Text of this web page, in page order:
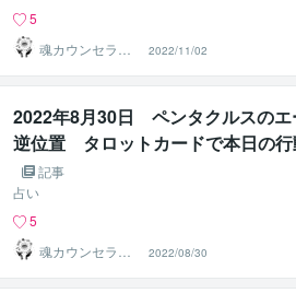
5
魂カウンセラー
✨ あきほ（aki
ho）
2022/11/02
2022年8月30日 ペンタクルスの
逆位置 タロットカードで本日の行
をお伝えします。
記事
占い
5
魂カウンセラー
✨ あきほ（aki
ho）
2022/08/30